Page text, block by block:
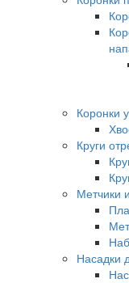
Коронки
Круги
Метчики
Насадки